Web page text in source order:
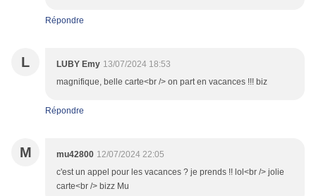
Répondre
L LUBY Emy 13/07/2024 18:53
magnifique, belle carte<br /> on part en vacances !!! biz
Répondre
M mu42800 12/07/2024 22:05
c'est un appel pour les vacances ? je prends !! lol<br /> jolie
carte<br /> bizz Mu